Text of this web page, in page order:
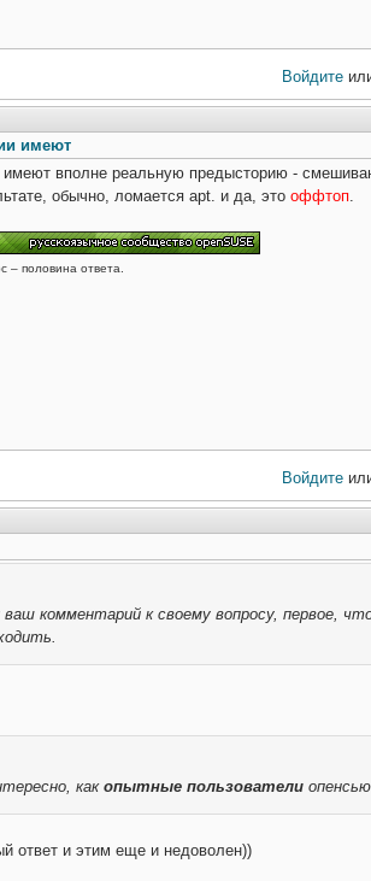
Войдите
имеют
имеют вполне реальную предысторию -
обычно, ломается apt. и да, это оффтоп.
– половина ответа.
Войдите
комментарий к своему вопросу, первое,
как опытные пользователи
ответ и этим еще и недоволен))